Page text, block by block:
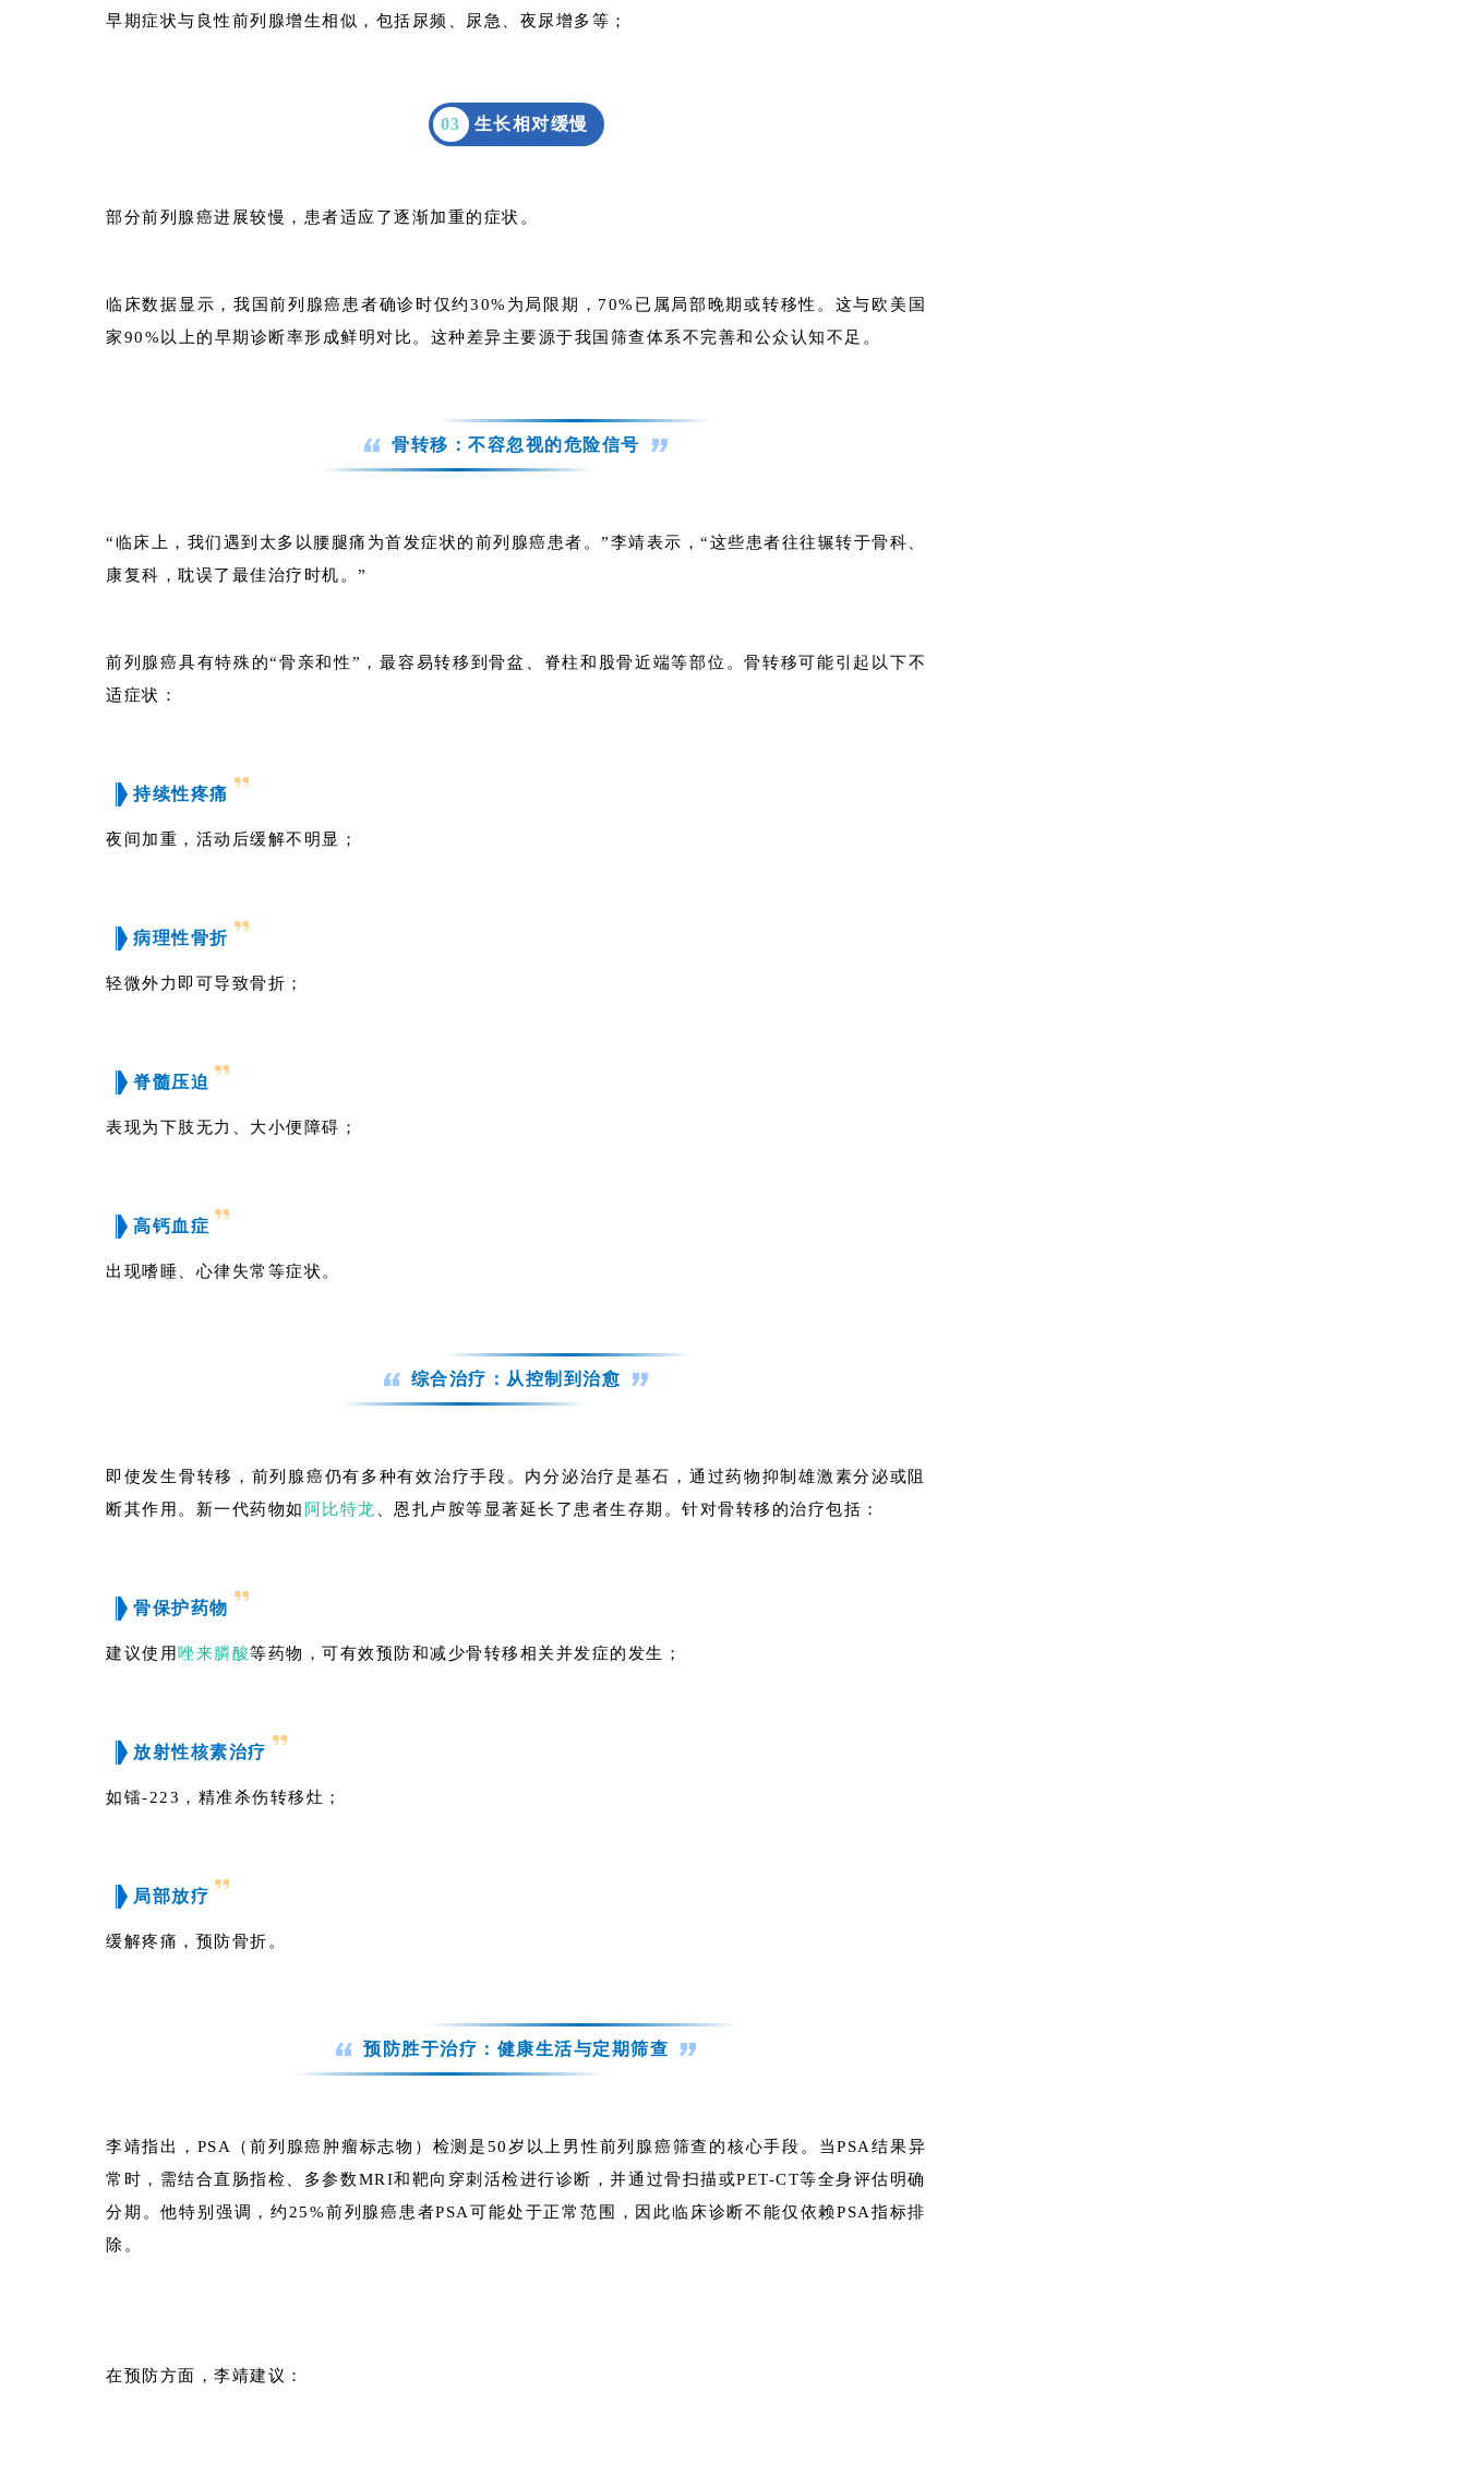
早期症状与良性前列腺增生相似，包括尿频、尿急、夜尿增多等；
03 生长相对缓慢
部分前列腺癌进展较慢，患者适应了逐渐加重的症状。
临床数据显示，我国前列腺癌患者确诊时仅约30%为局限期，70%已属局部晚期或转移性。这与欧美国
家90%以上的早期诊断率形成鲜明对比。这种差异主要源于我国筛查体系不完善和公众认知不足。
骨转移：不容忽视的危险信号
“临床上，我们遇到太多以腰腿痛为首发症状的前列腺癌患者。”李靖表示，“这些患者往往辗转于骨科、
康复科，耽误了最佳治疗时机。”
前列腺癌具有特殊的“骨亲和性”，最容易转移到骨盆、脊柱和股骨近端等部位。骨转移可能引起以下不
适症状：
持续性疼痛
夜间加重，活动后缓解不明显；
病理性骨折
轻微外力即可导致骨折；
脊髓压迫
表现为下肢无力、大小便障碍；
高钙血症
出现嗜睡、心律失常等症状。
综合治疗：从控制到治愈
即使发生骨转移，前列腺癌仍有多种有效治疗手段。内分泌治疗是基石，通过药物抑制雄激素分泌或阻
断其作用。新一代药物如 阿比特龙 、恩扎卢胺等显著延长了患者生存期。针对骨转移的治疗包括：
骨保护药物
建议使用 唑来膦酸等药物，可有效预防和减少骨转移相关并发症的发生；
放射性核素治疗
如镭-223，精准杀伤转移灶；
局部放疗
缓解疼痛，预防骨折。
预防胜于治疗：健康生活与定期筛查
李靖指出，PSA（前列腺癌肿瘤标志物）检测是50岁以上男性前列腺癌筛查的核心手段。当PSA结果异
常时，需结合直肠指检、多参数MRI和靶向穿刺活检进行诊断，并通过骨扫描或PET-CT等全身评估明确
分期。他特别强调，约25%前列腺癌患者PSA可能处于正常范围，因此临床诊断不能仅依赖PSA指标排
除。
在预防方面，李靖建议：